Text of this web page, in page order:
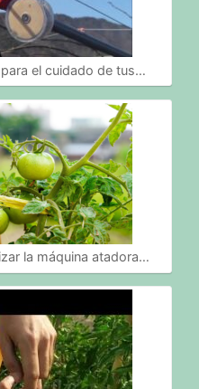
el cuidado de tus…
la máquina atadora…